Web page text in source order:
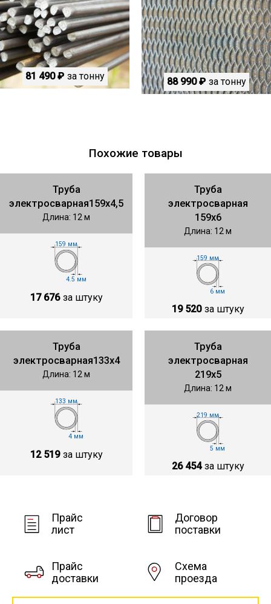
81 490 ₽ за тонну 88 990 ₽ за тонну
Похожие товары
Труба
электросварная159х4,5
Длина: 12 м
159 мм
4.5 мм
17 676 за штуку
Труба
электросварная
159х6
Длина: 12 м
159 мм
6 мм
19 520 за штуку
Труба
электросварная133х4
Длина: 12 м
133 мм
4 мм
12 519 за штуку
Труба
электросварная
219х5
Длина: 12 м
219 мм
5 мм
26 454 за штуку
Прайс
лист
Договор
поставки
Прайс
доставки
Схема
проезда